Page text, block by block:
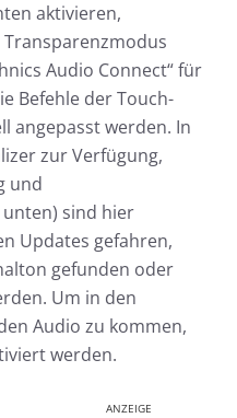
aktivieren,
Audio Connect“ für
Befehle der Touch-
angepasst werden. In
zur Verfügung,
und
sind hier
Updates gefahren,
gefunden oder
Um in den
Audio zu kommen,
werden.
ANZEIGE